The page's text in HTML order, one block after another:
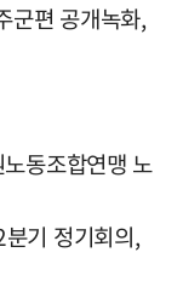
편 공개녹화,
동조합연맹 노
기 정기회의,